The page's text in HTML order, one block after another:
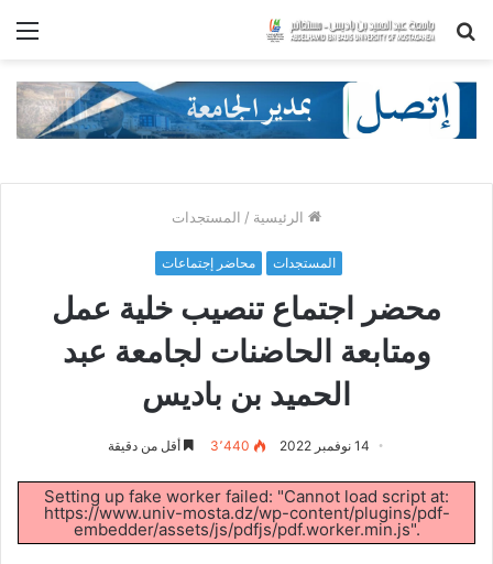
بحث
الرئيسية / المستجدات
المستجدات محاضر إجتماعات
محضر اجتماع تنصيب خلية عمل
ومتابعة الحاضنات لجامعة عبد
الحميد بن باديس
14 نوفمبر 2022 3٬440 أقل من دقيقة
Setting up fake worker failed: "Cannot load script at:
https://www.univ-mosta.dz/wp-content/plugins/pdf-
embedder/assets/js/pdfjs/pdf.worker.min.js".